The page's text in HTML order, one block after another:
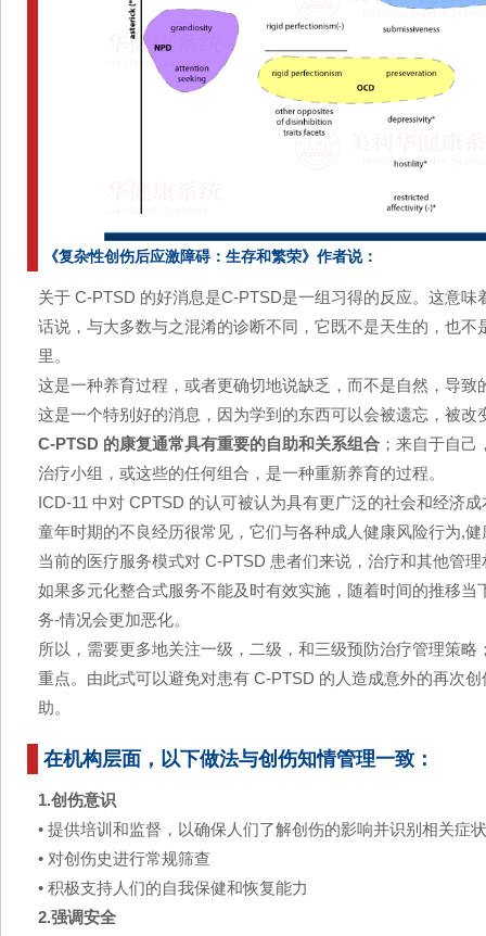
《复杂性创伤后应激障碍：生存和繁荣》作者说：
关于 C-PTSD 的好消息是C-PTSD是一组习得的反应。这意
话说，与大多数与之混淆的诊断不同，它既不是天生的，也
里。
这是一种养育过程，或者更确切地说缺乏，而不是自然，导致
这是一个特别好的消息，因为学到的东西可以会被遗忘，被改
C-PTSD 的康复通常具有重要的自助和关系组合 ；来自于自
治疗小组，或这些的任何组合，是一种重新养育的过程。
ICD-11 中对 CPTSD 的认可被认为具有更广泛的社会和经济
童年时期的不良经历很常见，它们与各种成人健康风险行为,
当前的医疗服务模式对 C-PTSD 患者们来说，治疗和其他管
如果多元化整合式服务不能及时有效实施，随着时间的推移
务-情况会更加恶化。
所以，需要更多地关注一级，二级，和三级预防治疗管理策
重点。由此式可以避免对患有 C-PTSD 的人造成意外的再次
助。
在机构层面，以下做法与创伤知情管理一致：
1.创伤意识
• 提供培训和监督，以确保人们了解创伤的影响并识别相关症
• 对创伤史进行常规筛查
• 积极支持人们的自我保健和恢复能力
2.强调安全